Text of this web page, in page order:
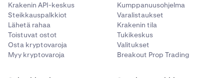
Krakenin API-keskus
Steikkauspalkkiot
Lähetä rahaa
Toistuvat ostot
Osta kryptovaroja
Myy kryptovaroja
Kumppanuusohjelma
Varalistaukset
Krakenin tila
Tukikeskus
Valitukset
Breakout Prop Trading